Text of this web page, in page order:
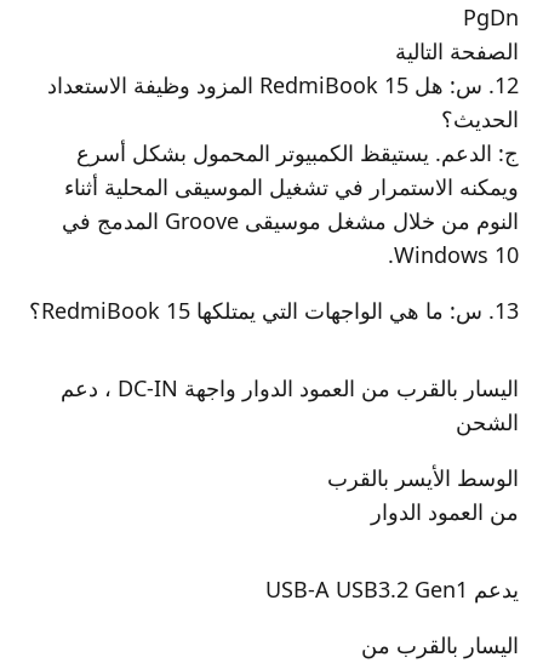
PgDn
الصفحة التالية
12. س: هل RedmiBook 15 المزود وظيفة الاستعداد
الحديث؟
ج: الدعم. يستيقظ الكمبيوتر المحمول بشكل أسرع
ويمكنه الاستمرار في تشغيل الموسيقى المحلية أثناء
النوم من خلال مشغل موسيقى Groove المدمج في
Windows 10.
13. س: ما هي الواجهات التي يمتلكها RedmiBook 15؟
اليسار بالقرب من العمود الدوار واجهة DC-IN ، دعم
الشحن
الوسط الأيسر بالقرب
من العمود الدوار
يدعم USB-A USB3.2 Gen1
اليسار بالقرب من